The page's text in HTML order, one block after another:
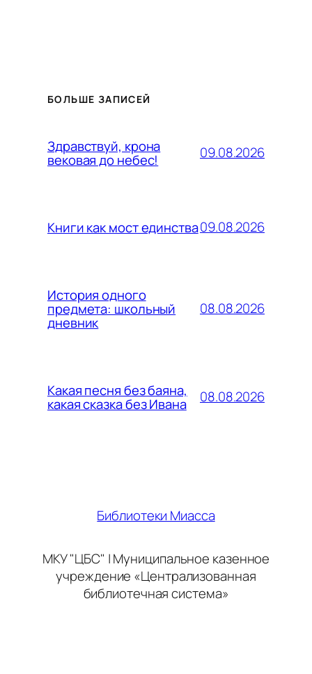
БОЛЬШЕ ЗАПИСЕЙ
Здравствуй, крона
вековая до небес! 09.08.2026
Книги как мост единства09.08.2026
История одного
предмета: школьный
дневник
08.08.2026
Какая песня без баяна,
какая сказка без Ивана 08.08.2026
Библиотеки Миасса
МКУ "ЦБС" | Муниципальное казенное
учреждение «Централизованная
библиотечная система»